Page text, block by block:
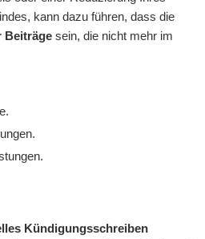
kann dazu führen, dass die
Beiträge sein, die nicht mehr im
Kündigungsschreiben